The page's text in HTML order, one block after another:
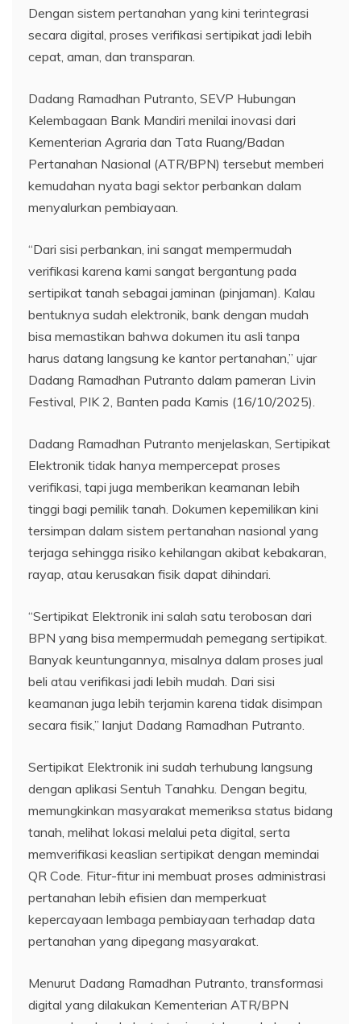
Dengan sistem pertanahan yang kini terintegrasi
secara digital, proses verifikasi sertipikat jadi lebih
cepat, aman, dan transparan.
Dadang Ramadhan Putranto, SEVP Hubungan
Kelembagaan Bank Mandiri menilai inovasi dari
Kementerian Agraria dan Tata Ruang/Badan
Pertanahan Nasional (ATR/BPN) tersebut memberi
kemudahan nyata bagi sektor perbankan dalam
menyalurkan pembiayaan.
“Dari sisi perbankan, ini sangat mempermudah
verifikasi karena kami sangat bergantung pada
sertipikat tanah sebagai jaminan (pinjaman). Kalau
bentuknya sudah elektronik, bank dengan mudah
bisa memastikan bahwa dokumen itu asli tanpa
harus datang langsung ke kantor pertanahan,” ujar
Dadang Ramadhan Putranto dalam pameran Livin
Festival, PIK 2, Banten pada Kamis (16/10/2025).
Dadang Ramadhan Putranto menjelaskan, Sertipikat
Elektronik tidak hanya mempercepat proses
verifikasi, tapi juga memberikan keamanan lebih
tinggi bagi pemilik tanah. Dokumen kepemilikan kini
tersimpan dalam sistem pertanahan nasional yang
terjaga sehingga risiko kehilangan akibat kebakaran,
rayap, atau kerusakan fisik dapat dihindari.
“Sertipikat Elektronik ini salah satu terobosan dari
BPN yang bisa mempermudah pemegang sertipikat.
Banyak keuntungannya, misalnya dalam proses jual
beli atau verifikasi jadi lebih mudah. Dari sisi
keamanan juga lebih terjamin karena tidak disimpan
secara fisik,” lanjut Dadang Ramadhan Putranto.
Sertipikat Elektronik ini sudah terhubung langsung
dengan aplikasi Sentuh Tanahku. Dengan begitu,
memungkinkan masyarakat memeriksa status bidang
tanah, melihat lokasi melalui peta digital, serta
memverifikasi keaslian sertipikat dengan memindai
QR Code. Fitur-fitur ini membuat proses administrasi
pertanahan lebih efisien dan memperkuat
kepercayaan lembaga pembiayaan terhadap data
pertanahan yang dipegang masyarakat.
Menurut Dadang Ramadhan Putranto, transformasi
digital yang dilakukan Kementerian ATR/BPN